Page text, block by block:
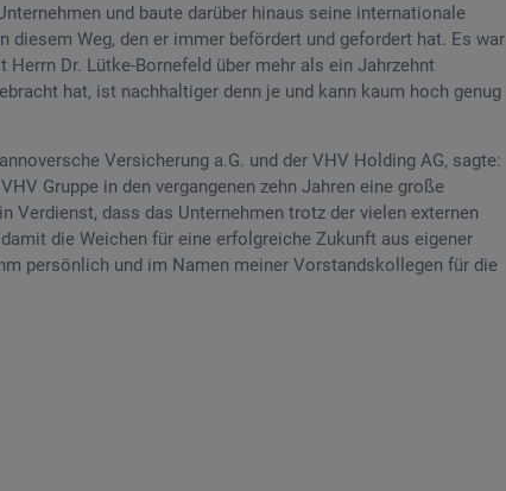
und baute darüber hinaus seine internationale
diesem Weg, den er immer befördert und gefordert hat. Es war
Dr. Lütke-Bornefeld über mehr als ein Jahrzehnt
hat, ist nachhaltiger denn je und kann kaum hoch genug
Versicherung a.G. und der VHV Holding AG, sagte:
Gruppe in den vergangenen zehn Jahren eine große
dass das Unternehmen trotz der vielen externen
die Weichen für eine erfolgreiche Zukunft aus eigener
persönlich und im Namen meiner Vorstandskollegen für die